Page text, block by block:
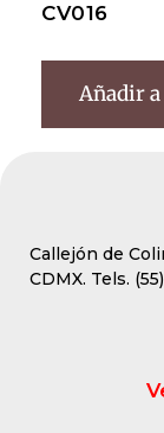
CV016
Añadir
Callejón de
CDMX. Tels. (55)